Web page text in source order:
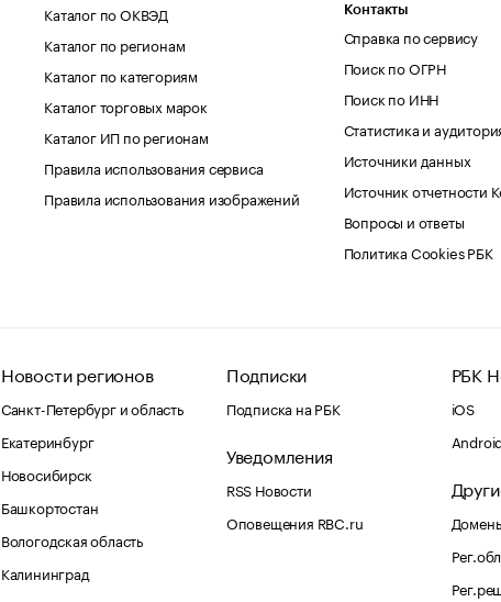
Каталог по ОКВЭД
Каталог по регионам
Каталог по категориям
Каталог торговых марок
Каталог ИП по регионам
Правила использования сервиса
Правила использования изображений
Контакты
Справка по сервису
Поиск по ОГРН
Поиск по ИНН
Статистика и
Источники данных
Источник отчетности
Вопросы и ответы
Политика Cookies РБК
Новости регионов
Санкт-Петербург и область
Екатеринбург
Новосибирск
Башкортостан
Вологодская область
Калининград
Подписки
Подписка на РБК
Уведомления
RSS Новости
Оповещения RBC.ru
РБК
iOS